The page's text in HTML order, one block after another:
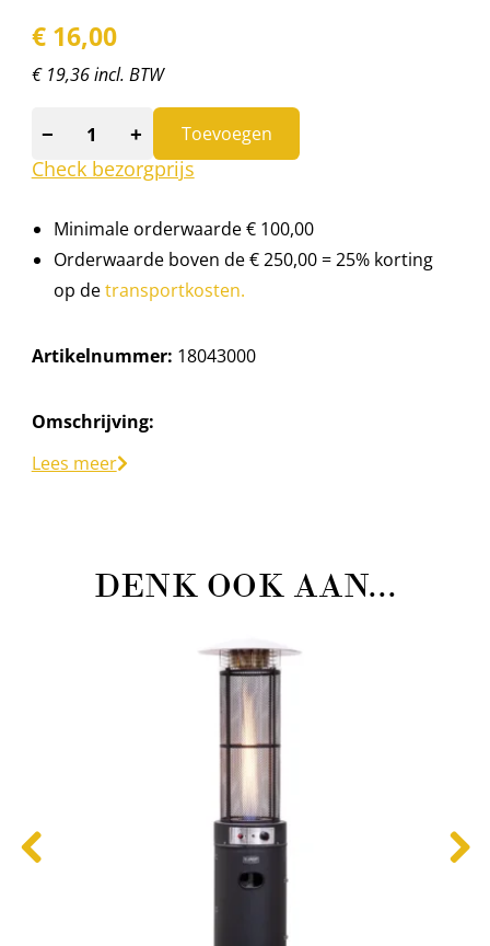
€16,00
€ 19,36 incl. BTW
− + Toevoegen
Check bezorgprijs
Minimale orderwaarde € 100,00
Orderwaarde boven de € 250,00 = 25% korting
op detransportkosten.
Artikelnummer: 18043000
Omschrijving:
Etagère 3-laags van metaal.
Lees meer
DENK OOK AAN...